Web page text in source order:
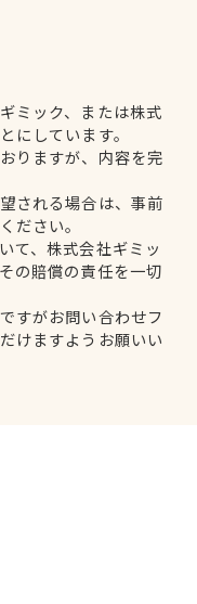
ミック、または株式
にしています。
りますが、内容を完
される場合は、事前
ださい。
て、株式会社ギミッ
の賠償の責任を一切
すがお問い合わせフ
けますようお願いい